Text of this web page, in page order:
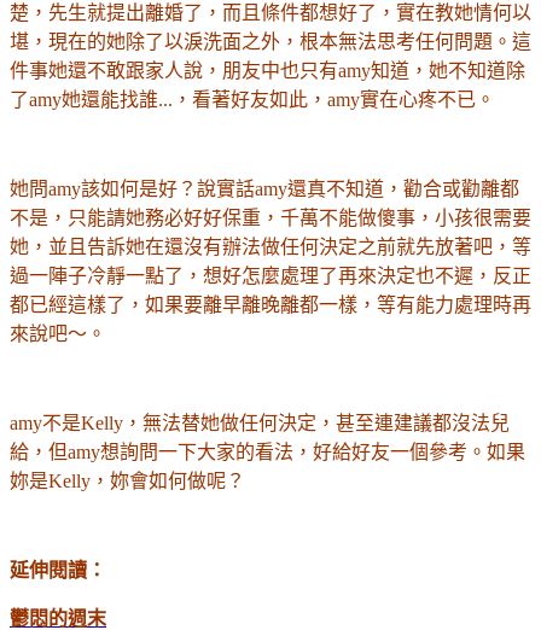
楚，先生就提出離婚了，而且條件都想好了，實在教她情何以
堪，現在的她除了以淚洗面之外，根本無法思考任何問題。這
件事她還不敢跟家人說，朋友中也只有amy知道，她不知道除
了amy她還能找誰...，看著好友如此，amy實在心疼不已。
她問amy該如何是好？說實話amy還真不知道，勸合或勸離都
不是，只能請她務必好好保重，千萬不能做傻事，小孩很需要
她，並且告訴她在還沒有辦法做任何決定之前就先放著吧，等
過一陣子冷靜一點了，想好怎麼處理了再來決定也不遲，反正
都已經這樣了，如果要離早離晚離都一樣，等有能力處理時再
來說吧～。
amy不是Kelly，無法替她做任何決定，甚至連建議都沒法兒
給，但amy想詢問一下大家的看法，好給好友一個參考。如果
妳是Kelly，妳會如何做呢？
延伸閱讀：
鬱悶的週末